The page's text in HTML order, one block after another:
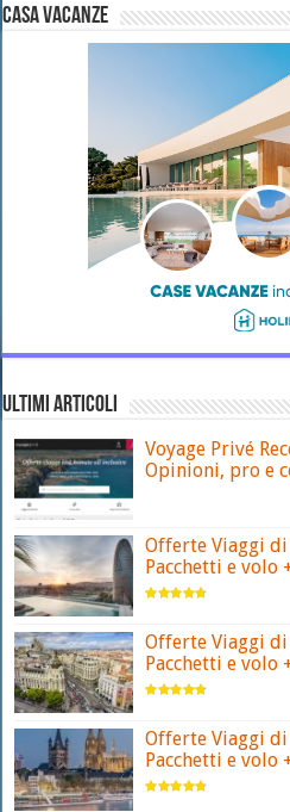
CASA VACANZE
ULTIMI ARTICOLI
Voyage Privé
Opinioni, pro e
Offerte Viaggi di
Pacchetti e volo
Offerte Viaggi
Pacchetti e volo
Offerte Viaggi di
Pacchetti e volo